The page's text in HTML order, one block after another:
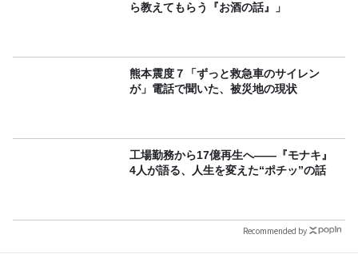
ら教えてもらう『お酒の話』」
熊本震度７「ずっと救急車のサイレン
が」電話で聞いた、被災地の現状
工場勤務から17億再生へ——『モナキ』
4人が語る、人生を変えた“ポチッ”の話
Recommended by